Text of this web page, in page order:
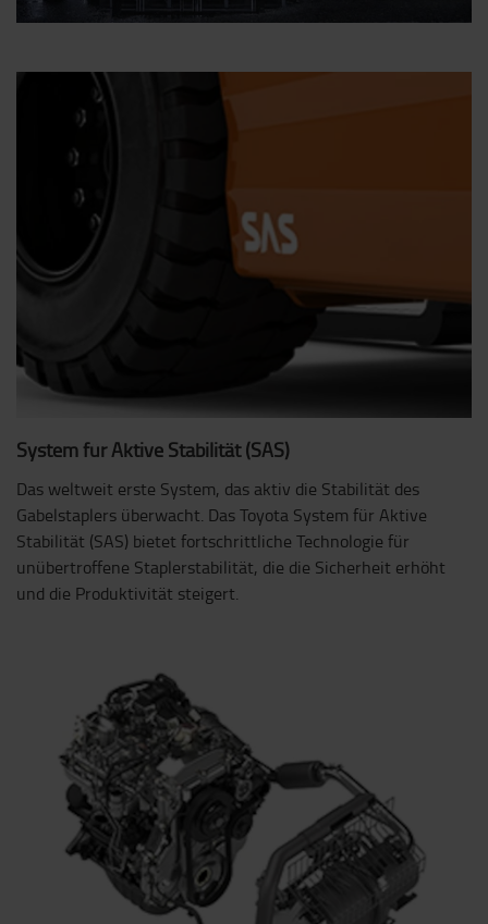
System für Aktive Stabilität (SAS)
Das weltweit erste System, das aktiv die Stabilität des
Gabelstaplers überwacht. Das Toyota System für Aktive
Stabilität (SAS) bietet fortschrittliche Technologie für
unübertroffene Staplerstabilität, die die Sicherheit erhöht
und die Produktivität steigert.